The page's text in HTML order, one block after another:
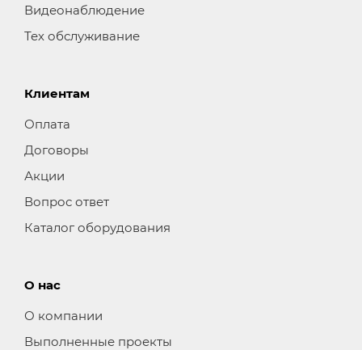
Видеонаблюдение
Тех обслуживание
Клиентам
Оплата
Договоры
Акции
Вопрос ответ
Каталог оборудования
О нас
О компании
Выполненные проекты